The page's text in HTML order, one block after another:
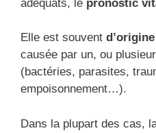
adéquats, le pronostic
Elle est souvent
causée par un, ou
(bactéries, parasites,
empoisonnement…).
Dans la plupart des cas,